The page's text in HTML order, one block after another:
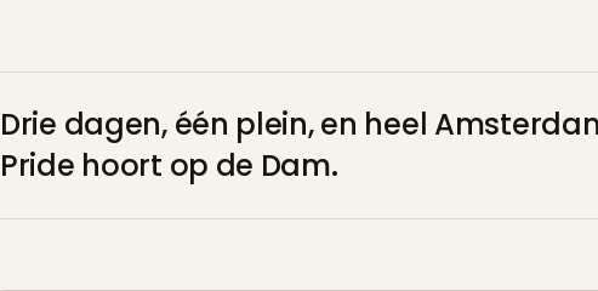
Drie dagen, één plein, en heel
Pride hoort op de Dam.